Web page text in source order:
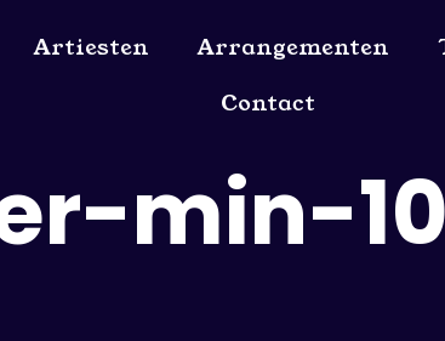
Artiesten Arrangementen
Contact
min-